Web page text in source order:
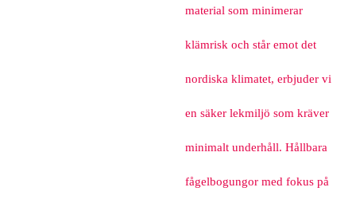
material som minimerar
klämrisk och står emot det
nordiska klimatet, erbjuder vi
en säker lekmiljö som kräver
minimalt underhåll. Hållbara
fågelbogungor med fokus på